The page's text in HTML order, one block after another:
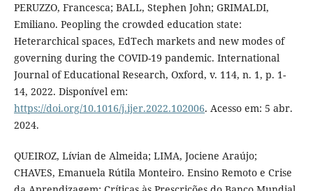
PERUZZO, Francesca; BALL, Stephen John; GRIMALDI,
Emiliano. Peopling the crowded education state:
Heterarchical spaces, EdTech markets and new modes of
governing during the COVID-19 pandemic. International
Journal of Educational Research, Oxford, v. 114, n. 1, p. 1-
14, 2022. Disponível em:
https://doi.org/10.1016/j.ijer.2022.102006. Acesso em: 5 abr.
2024.
QUEIROZ, Lívian de Almeida; LIMA, Jociene Araújo;
CHAVES, Emanuela Rútila Monteiro. Ensino Remoto e Crise